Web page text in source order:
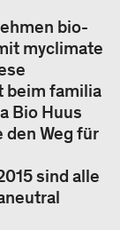
bio-
myclimate
beim familia
Bio Huus
Weg für
sind alle